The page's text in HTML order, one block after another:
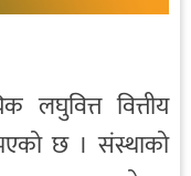
लघुवित्त वित्तीय
छ । संस्थाको